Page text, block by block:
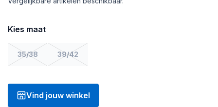
Kies maat
35/38 39/42
Vind jouw winkel